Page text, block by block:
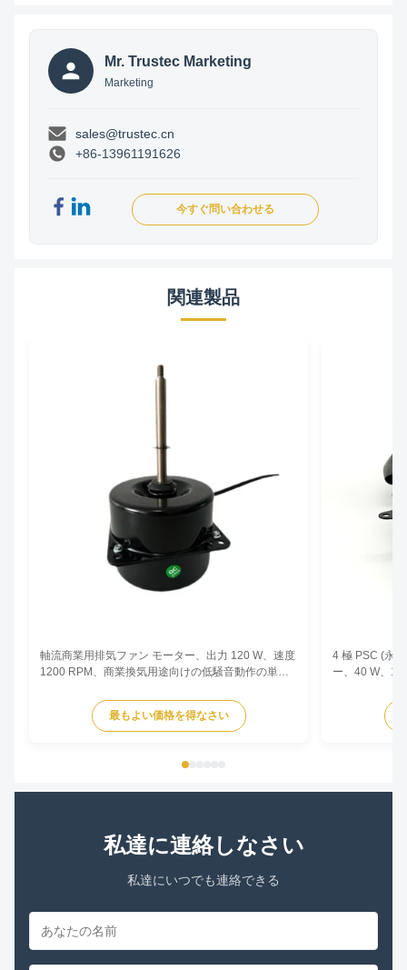
Mr. Trustec Marketing
Marketing
sales@trustec.cn
+86-13961191626
今すぐ問い合わせる
関連製品
軸流商業用排気ファン モーター、出力 120 W、速度
1200 RPM、商業換気用途向けの低騒音動作の単相
最もよい価格を得なさい
4 極 PSC (永
ー、40 W、
ンサ実行設計
私達に連絡しなさい
私達にいつでも連絡できる